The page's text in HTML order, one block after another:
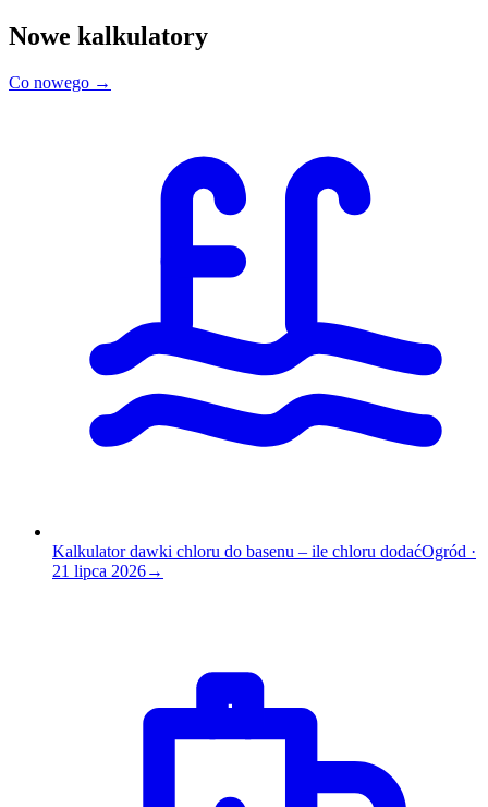
Nowe kalkulatory
Co nowego →
Kalkulator dawki chloru do basenu – ile chloru dodaćOgród ·
21 lipca 2026→